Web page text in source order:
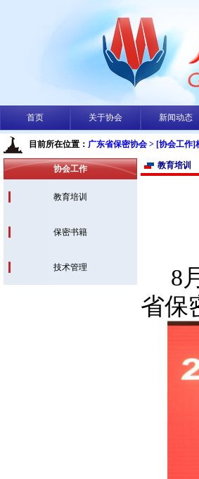
首页 关于协会 新闻动态
目前所在位置： 广东省保密协会 > [协会工作]
协会工作
教育培训
保密书籍
技术管理
教育培训
8
省保